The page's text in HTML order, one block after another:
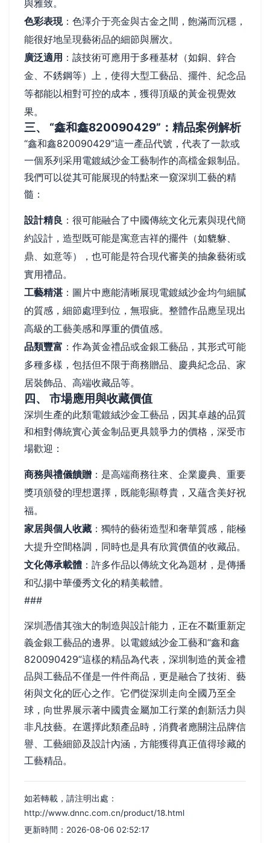
與雅致。
色彩表現：色澤介于亮金與古金之間，飽滿而沉穩，
能很好地呈現藝術品的細節與層次。
廣泛適用 ：該技術可應用于多種基材（如銅、鋅合
金、不銹鋼等）上，使得大型工藝品、擺件、紀念品
等都能以相對可控的成本，獲得頂級的黃金視覺效
果。
三、 “鑫和鑫820090429”：精品案例解析
“鑫和鑫820090429”這一產品代號，代表了一款或
一個系列采用電鍍絨沙金工藝制作的高檔金銀制品。
我們可以從其可能展現的特點來一窺深圳工藝的精
髓：
設計精良 ：很可能融合了中國傳統文化元素與現代簡
約設計，造型既可能是寓意吉祥的擺件（如貔貅、
鼎、如意等），也可能是符合現代審美的抽象藝術或
實用禮品。
工藝精湛：圖片中應能清晰展現電鍍絨沙金均勻細膩
的質感，細節處理到位，無瑕疵。整體作品應呈現出
高級的工藝美感和厚重的價值感。
品類豐富 ：作為黃金禮品或金銀工藝品，其形式可能
多種多樣，包括但不限于商務贈品、慶典紀念品、家
居裝飾品、高端收藏品等。
四、 市場應用與收藏價值
深圳生產的此類電鍍絨沙金工藝品，因其卓越的品質
和相對傳統實心黃金制品更具競爭力的價格，深受市
場歡迎：
商務與禮儀饋贈 ：是高端商務往來、企業慶典、重要
獎項頒發的理想選擇，既能彰顯尊貴，又蘊含美好祝
福。
家居與個人收藏 ：獨特的藝術造型和奢華質感，能極
大提升空間格調，同時也是具有欣賞價值的收藏品。
文化傳承載體 ：許多作品以傳統文化為題材，是傳播
和弘揚中華優秀文化的精美載體。
###
深圳憑借其強大的制造與設計能力，正在不斷重新定
義金銀工藝品的邊界。以電鍍絨沙金工藝和“鑫和鑫
820090429”這樣的精品為代表，深圳制造的黃金禮
品與工藝品不僅是一件件商品，更是融合了技術、藝
術與文化的匠心之作。它們從深圳走向全國乃至全
球，向世界展示著中國貴金屬加工行業的創新活力與
非凡技藝。在選擇此類產品時，消費者應關注品牌信
譽、工藝細節及設計內涵，方能獲得真正值得珍藏的
工藝精品。
如若轉載，請注明出處：
http://www.dnnc.com.cn/product/18.html
更新時間：2026-08-06 02:52:17